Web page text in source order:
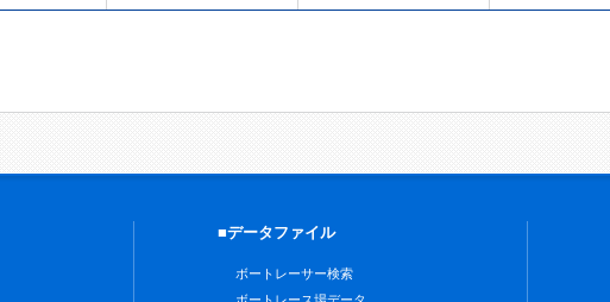
■データファイル
ボートレーサー検索